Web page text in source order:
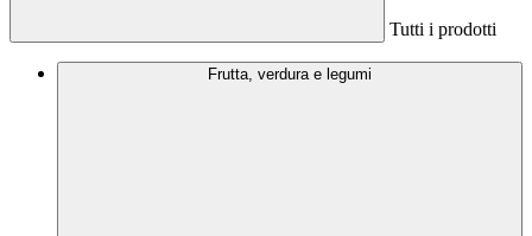
Tutti i prodotti
Frutta, verdura e legumi